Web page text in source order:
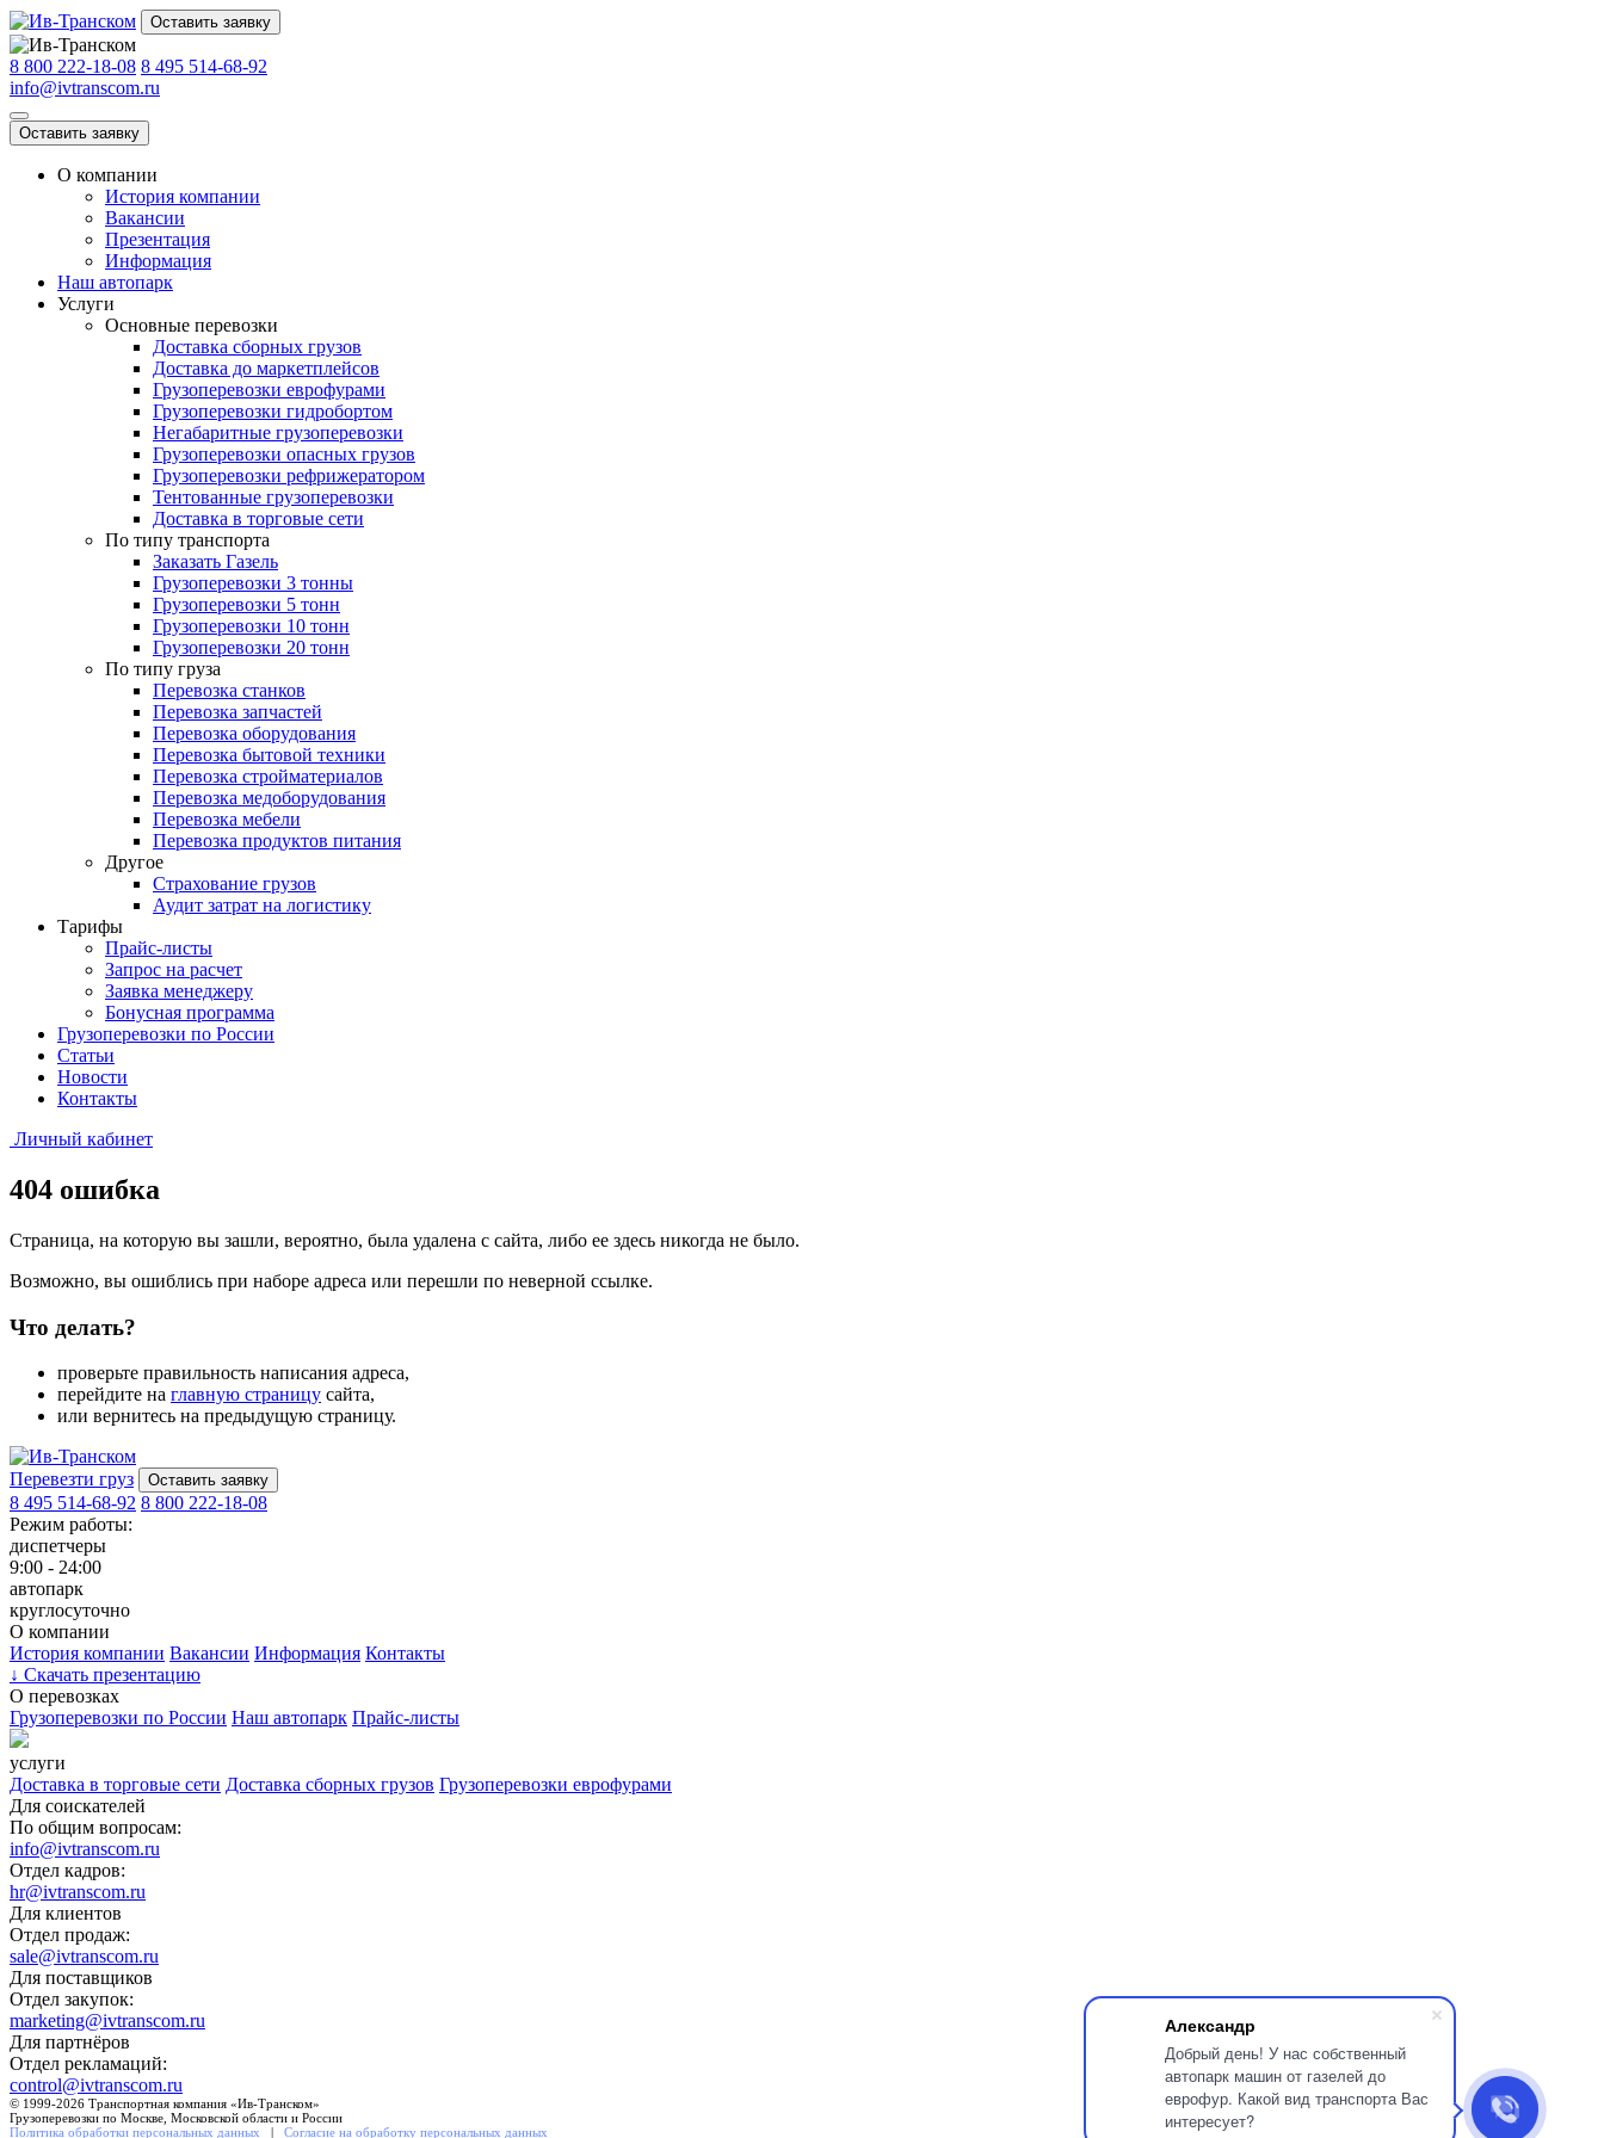
Александр
Добрый день! У нас собственный
автопарк машин от газелей до
еврофур. Какой вид транспорта Вас
интересует?
Оставить заявку
8 800 222-18-08 8 495 514-68-92
info@ivtranscom.ru
Оставить заявку
О компании
История компании
Вакансии
Презентация
Информация
Наш автопарк
Услуги
Основные перевозки
Доставка сборных грузов
Доставка до маркетплейсов
Грузоперевозки еврофурами
Грузоперевозки гидробортом
Негабаритные грузоперевозки
Грузоперевозки опасных грузов
Грузоперевозки рефрижератором
Тентованные грузоперевозки
Доставка в торговые сети
По типу транспорта
Заказать Газель
Грузоперевозки 3 тонны
Грузоперевозки 5 тонн
Грузоперевозки 10 тонн
Грузоперевозки 20 тонн
По типу груза
Перевозка станков
Перевозка запчастей
Перевозка оборудования
Перевозка бытовой техники
Перевозка стройматериалов
Перевозка медоборудования
Перевозка мебели
Перевозка продуктов питания
Другое
Страхование грузов
Аудит затрат на логистику
Тарифы
Прайс-листы
Запрос на расчет
Заявка менеджеру
Бонусная программа
Грузоперевозки по России
Статьи
Новости
Контакты
Личный кабинет
404 ошибка
Страница, на которую вы зашли, вероятно, была удалена с сайта, либо ее здесь никогда не было.
Возможно, вы ошиблись при наборе адреса или перешли по неверной ссылке.
Что делать?
проверьте правильность написания адреса,
перейдите на главную страницу сайта,
или вернитесь на предыдущую страницу.
Перевезти груз Оставить заявку
8 495 514-68-92 8 800 222-18-08
Режим работы:
диспетчеры
9:00 - 24:00
автопарк
круглосуточно
О компании
История компании Вакансии Информация Контакты
↓ Скачать презентацию
О перевозках
Грузоперевозки по России Наш автопарк Прайс-листы
услуги
Доставка в торговые сети Доставка сборных грузов Грузоперевозки еврофурами
Для соискателей
По общим вопросам:
info@ivtranscom.ru
Отдел кадров:
hr@ivtranscom.ru
Для клиентов
Отдел продаж:
sale@ivtranscom.ru
Для поставщиков
Отдел закупок:
marketing@ivtranscom.ru
Для партнёров
Отдел рекламаций:
control@ivtranscom.ru
© 1999-2026 Транспортная компания «Ив-Транском»
Грузоперевозки по Москве, Московской области и России
Политика обработки персональных данных
Согласие на обработку персональных данных